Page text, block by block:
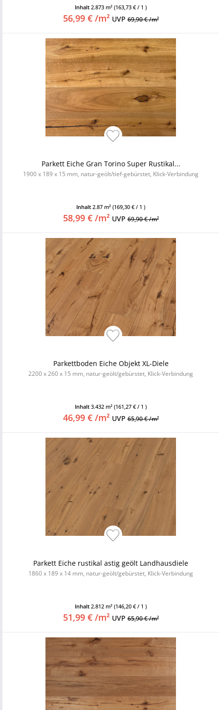
Inhalt 2.873 m² (163,73 € / 1 )
56,99 € /m² UVP69,90 € /m²
Parkett Eiche Gran Torino Super Rustikal...
1900 x 189 x 15 mm, natur-geölt/tief-gebürstet, Klick-Verbindung
Inhalt 2.87 m² (169,30 € / 1 )
58,99 € /m² UVP69,90 € /m²
Parkettboden Eiche Objekt XL-Diele
2200 x 260 x 15 mm, natur-geölt/gebürstet, Klick-Verbindung
Inhalt 3.432 m² (161,27 € / 1 )
46,99 € /m² UVP65,90 € /m²
Parkett Eiche rustikal astig geölt Landhausdiele
1860 x 189 x 14 mm, natur-geölt/gebürstet, Klick-Verbindung
Inhalt 2.812 m² (146,20 € / 1 )
51,99 € /m² UVP65,90 € /m²